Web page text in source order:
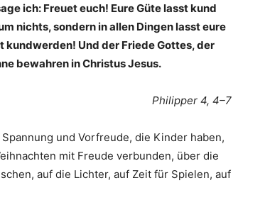
ich: Freuet euch! Eure Güte lasst kund
nichts, sondern in allen Dingen lasst eure
kundwerden! Und der Friede Gottes, der
bewahren in Christus Jesus.
Philipper 4, 4–7
und Vorfreude, die Kinder haben,
mit Freude verbunden, über die
auf die Lichter, auf Zeit für Spielen, auf